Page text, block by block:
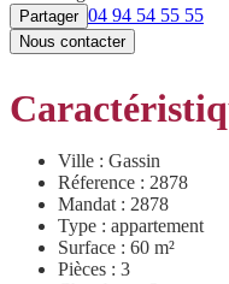
Partager 04 94 54 55 55
Nous contacter
Ville : Gassin
Réference : 2878
Mandat : 2878
Type : appartement
Surface : 60 m²
Pièces : 3